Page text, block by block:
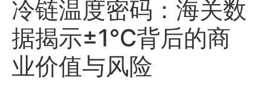
冷链温度密码：海关数
据揭示±1℃背后的商
业价值与风险